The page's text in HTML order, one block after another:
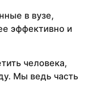
в вузе,
эффективно и
человека,
Мы ведь часть